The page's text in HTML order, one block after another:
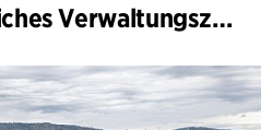
WoodHub, Staatliches Verwaltungszentrum